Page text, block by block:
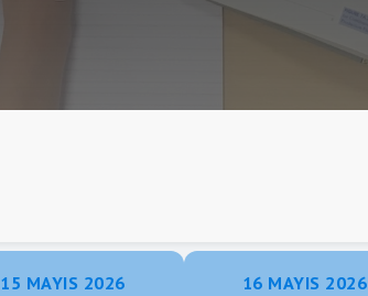
15 MAYIS 2026 16 MAYIS 2026